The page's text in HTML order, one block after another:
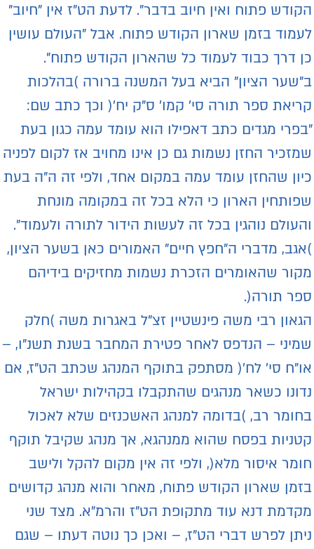
פתוח ואין חיוב בדבר". לדעת הט"ז אין "חיוב"
בזמן שארון הקודש פתוח. אבל "העולם עושין
דרך כבוד לעמוד כל שהארון הקודש פתוח".
הציון" הביא בעל המשנה ברורה )בהלכות
ספר תורה סי' קמו' ס"ק יח'( וכך כתב שם:
מגדים כתב דאפילו הוא עומד עמה כגון בעת
החזן נשמות גם כן אינו מחויב אז לקום לפניה
שהחזן עומד עמה במקום אחד, ולפי זה ה"ה בעת
הארון כי הלא בכל זה במקומה מונחת
נוהגין בכל זה לעשות הידור לתורה ולעמוד".
מדברי ה"חפץ חיים" האמורים כאן בשער הציון,
שהאומרים הזכרת נשמות מחזיקים בידיהם
תורה(.
רבי משה פינשטיין זצ"ל באגרות משה )חלק
– הנדפס לאחר פטירת המחבר בשנת תשנ"ו, –
סי' לח'( מסתפק בתוקף המנהג שכתב הט"ז, אם
כשאר מנהגים שהתקבלו בקהילות ישראל
רב, )בדומה למנהג האשכנזים שלא לאכול
בפסח שהוא ממנהגא, אך מנהג שקיבל תוקף
איסור מלא(, ולפי זה אין מקום להקל ולישב
שארון הקודש פתוח, מאחר והוא מנהג קדושים
דנא עוד מתקופת הט"ז והרמ"א. מצד שני
לפרש דברי הט"ז, – ואכן כך נוטה דעתו – שגם